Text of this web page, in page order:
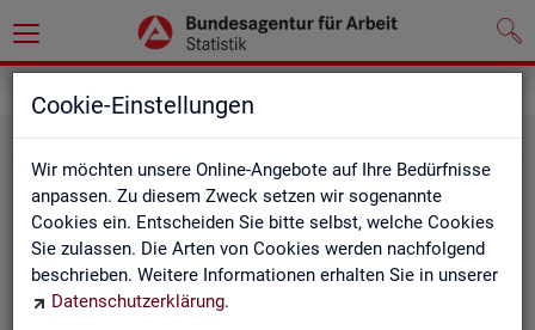
Cookie-Einstellungen
Wir möchten unsere Online-Angebote auf Ihre Bedürfnisse
anpassen. Zu diesem Zweck setzen wir sogenannte
Cookies ein. Entscheiden Sie bitte selbst, welche Cookies
Sie zulassen. Die Arten von Cookies werden nachfolgend
beschrieben. Weitere Informationen erhalten Sie in unserer
Datenschutzerklärung.